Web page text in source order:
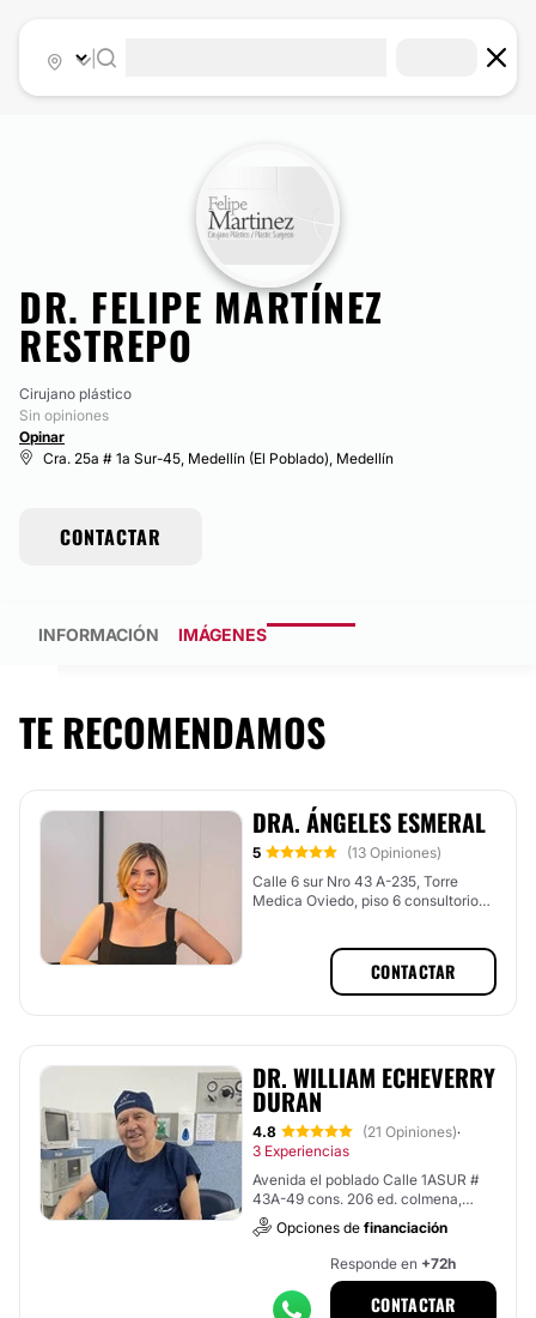
DR. FELIPE MARTÍNEZ
RESTREPO
Cirujano plástico
Sin opiniones
Opinar
Cra. 25a # 1a Sur-45, Medellín (El Poblado), Medellín
CONTACTAR
INFORMACIÓN IMÁGENES
TE RECOMENDAMOS
DRA. ÁNGELES ESMERAL
5
(13 Opiniones)
Calle 6 sur Nro 43 A-235, Torre
Medica Oviedo, piso 6 consultorio
CONTACTAR
DR. WILLIAM ECHEVERRY
DURAN
4.8 (21 Opiniones)·
3 Experiencias
Avenida el poblado Calle 1ASUR #
43A-49 cons. 206 ed. colmena,
Medellín (El Poblado)
Opciones de financiación
Responde en +72h
CONTACTAR